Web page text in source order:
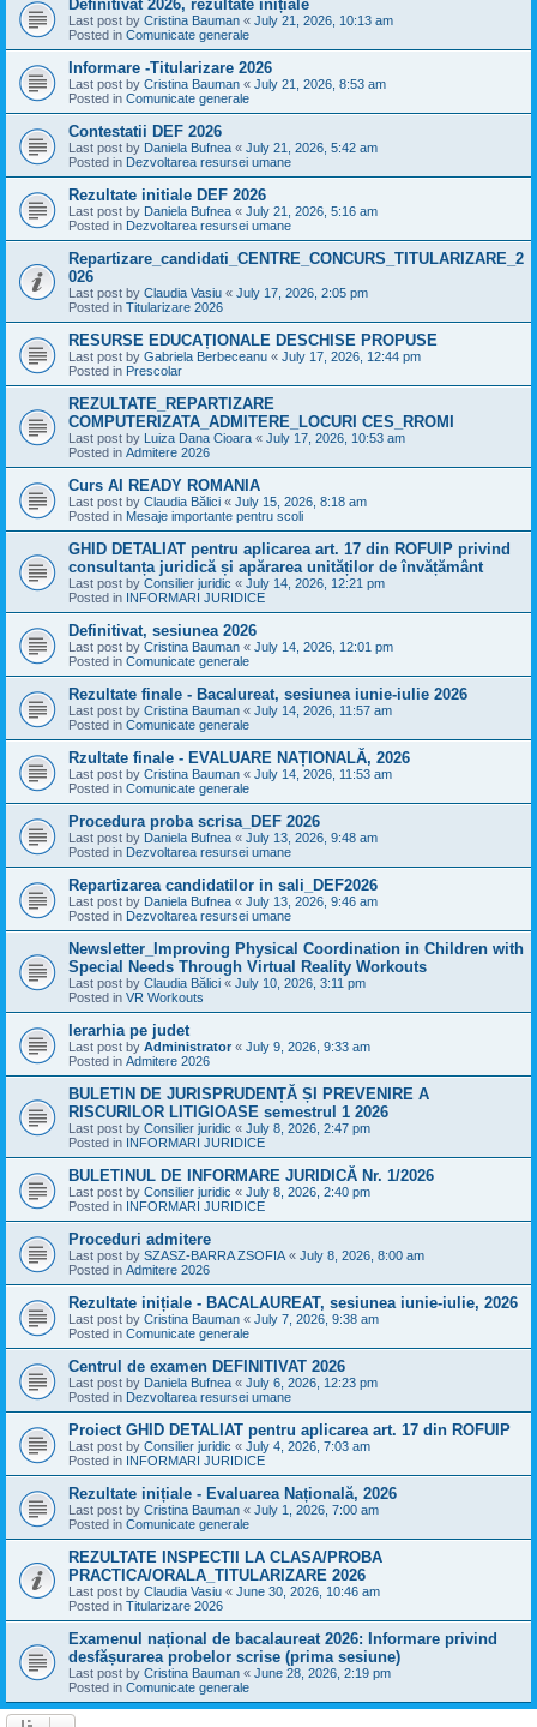
Definitivat 2026, rezultate inițiale
Last post by Cristina Bauman « July 21, 2026, 10:13 am
Posted in Comunicate generale
Informare -Titularizare 2026
Last post by Cristina Bauman « July 21, 2026, 8:53 am
Posted in Comunicate generale
Contestatii DEF 2026
Last post by Daniela Bufnea « July 21, 2026, 5:42 am
Posted in Dezvoltarea resursei umane
Rezultate initiale DEF 2026
Last post by Daniela Bufnea « July 21, 2026, 5:16 am
Posted in Dezvoltarea resursei umane
Repartizare_candidati_CENTRE_CONCURS_TITULARIZARE_2
026
Last post by Claudia Vasiu « July 17, 2026, 2:05 pm
Posted in Titularizare 2026
RESURSE EDUCAȚIONALE DESCHISE PROPUSE
Last post by Gabriela Berbeceanu « July 17, 2026, 12:44 pm
Posted in Prescolar
REZULTATE_REPARTIZARE
COMPUTERIZATA_ADMITERE_LOCURI CES_RROMI
Last post by Luiza Dana Cioara « July 17, 2026, 10:53 am
Posted in Admitere 2026
Curs AI READY ROMANIA
Last post by Claudia Bălici « July 15, 2026, 8:18 am
Posted in Mesaje importante pentru scoli
GHID DETALIAT pentru aplicarea art. 17 din ROFUIP privind
consultanța juridică și apărarea unităților de învățământ
Last post by Consilier juridic « July 14, 2026, 12:21 pm
Posted in INFORMARI JURIDICE
Definitivat, sesiunea 2026
Last post by Cristina Bauman « July 14, 2026, 12:01 pm
Posted in Comunicate generale
Rezultate finale - Bacalureat, sesiunea iunie-iulie 2026
Last post by Cristina Bauman « July 14, 2026, 11:57 am
Posted in Comunicate generale
Rzultate finale - EVALUARE NAȚIONALĂ, 2026
Last post by Cristina Bauman « July 14, 2026, 11:53 am
Posted in Comunicate generale
Procedura proba scrisa_DEF 2026
Last post by Daniela Bufnea « July 13, 2026, 9:48 am
Posted in Dezvoltarea resursei umane
Repartizarea candidatilor in sali_DEF2026
Last post by Daniela Bufnea « July 13, 2026, 9:46 am
Posted in Dezvoltarea resursei umane
Newsletter_Improving Physical Coordination in Children with
Special Needs Through Virtual Reality Workouts
Last post by Claudia Bălici « July 10, 2026, 3:11 pm
Posted in VR Workouts
Ierarhia pe judet
Last post by Administrator « July 9, 2026, 9:33 am
Posted in Admitere 2026
BULETIN DE JURISPRUDENȚĂ ȘI PREVENIRE A
RISCURILOR LITIGIOASE semestrul 1 2026
Last post by Consilier juridic « July 8, 2026, 2:47 pm
Posted in INFORMARI JURIDICE
BULETINUL DE INFORMARE JURIDICĂ Nr. 1/2026
Last post by Consilier juridic « July 8, 2026, 2:40 pm
Posted in INFORMARI JURIDICE
Proceduri admitere
Last post by SZASZ-BARRA ZSOFIA « July 8, 2026, 8:00 am
Posted in Admitere 2026
Rezultate inițiale - BACALAUREAT, sesiunea iunie-iulie, 2026
Last post by Cristina Bauman « July 7, 2026, 9:38 am
Posted in Comunicate generale
Centrul de examen DEFINITIVAT 2026
Last post by Daniela Bufnea « July 6, 2026, 12:23 pm
Posted in Dezvoltarea resursei umane
Proiect GHID DETALIAT pentru aplicarea art. 17 din ROFUIP
Last post by Consilier juridic « July 4, 2026, 7:03 am
Posted in INFORMARI JURIDICE
Rezultate inițiale - Evaluarea Națională, 2026
Last post by Cristina Bauman « July 1, 2026, 7:00 am
Posted in Comunicate generale
REZULTATE INSPECTII LA CLASA/PROBA
PRACTICA/ORALA_TITULARIZARE 2026
Last post by Claudia Vasiu « June 30, 2026, 10:46 am
Posted in Titularizare 2026
Examenul național de bacalaureat 2026: Informare privind
desfășurarea probelor scrise (prima sesiune)
Last post by Cristina Bauman « June 28, 2026, 2:19 pm
Posted in Comunicate generale